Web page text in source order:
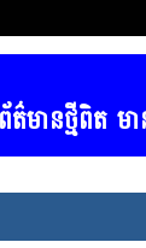
ថ្មីពិត មាន